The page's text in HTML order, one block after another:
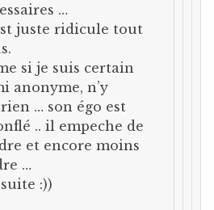
…
juste ridicule tout
si je suis certain
anonyme, n’y
… son égo est
.. il empeche de
et encore moins
…
:))